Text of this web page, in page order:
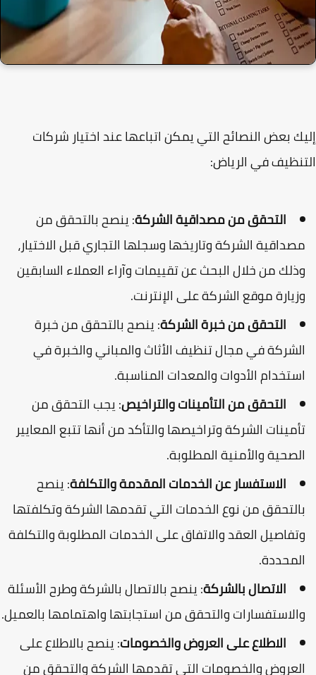
بعض النصائح التي يمكن اتباعها عند اختيار شركات
في الرياض:
التحقق من مصداقية الشركة: ينصح بالتحقق من
الشركة وتاريخها وسجلها التجاري قبل الاختيار،
من خلال البحث عن تقييمات وآراء العملاء السابقين
موقع الشركة على الإنترنت.
التحقق من خبرة الشركة: ينصح بالتحقق من خبرة
في مجال تنظيف الأثاث والمباني والخبرة في
الأدوات والمعدات المناسبة.
التحقق من التأمينات والتراخيص: يجب التحقق من
الشركة وتراخيصها والتأكد من أنها تتبع المعايير
والأمنية المطلوبة.
الاستفسار عن الخدمات المقدمة والتكلفة: ينصح
من نوع الخدمات التي تقدمها الشركة وتكلفتها
العقد والاتفاق على الخدمات المطلوبة والتكلفة
الاتصال بالشركة: ينصح بالاتصال بالشركة وطرح الأسئلة
والتحقق من استجابتها واهتمامها بالعميل.
الاطلاع على العروض والخصومات: ينصح بالاطلاع على
والخصومات التي تقدمها الشركة والتحقق من